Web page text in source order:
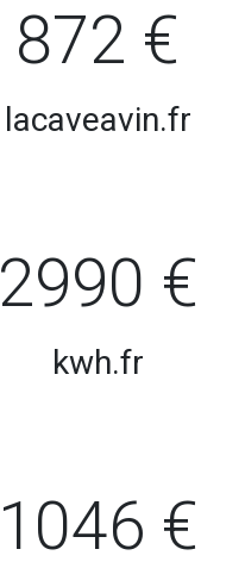
872 €
lacaveavin.fr
2990 €
kwh.fr
1046 €